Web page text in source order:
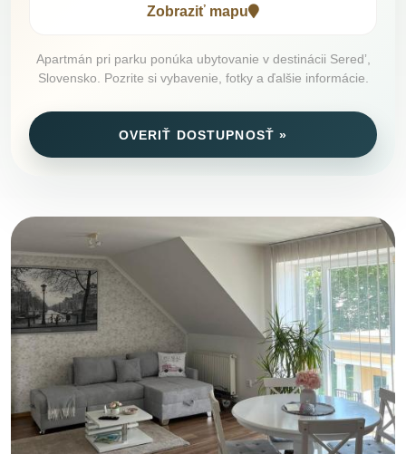
Zobraziť mapu
Apartmán pri parku ponúka ubytovanie v destinácii Seredʼ,
Slovensko. Pozrite si vybavenie, fotky a ďalšie informácie.
OVERIŤ DOSTUPNOSŤ »